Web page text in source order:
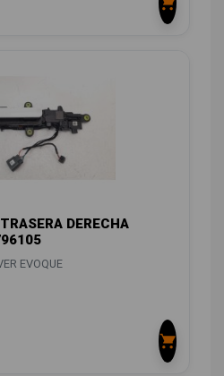
DERECHA
EVOQUE